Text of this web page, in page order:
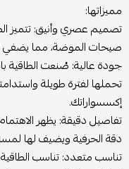
مميزاتها:
تصميم عصري وأنيق:تتميز
صيحات الموضة، مما يضفي
جودة عالية: صُنعت الطاقية
تحملها لفترة طويلة
إكسسواراتك.
تفاصيل دقيقة: يظهر
دقة الحرفية ويضيف لها
تناسب متعدد:تناسب